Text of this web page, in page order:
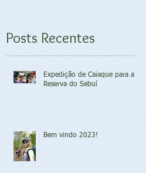
Posts Recentes
Expedição de Caiaque para a
Reserva do Sebuí
Bem vindo 2023!